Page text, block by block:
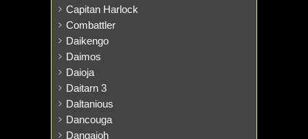
Capitan Harlock
Combattler
Daikengo
Daimos
Daioja
Daitarn 3
Daltanious
Dancouga
Dangaioh